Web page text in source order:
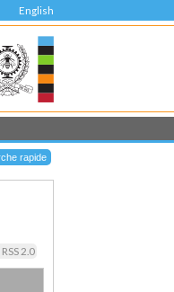
English
RSS 2.0